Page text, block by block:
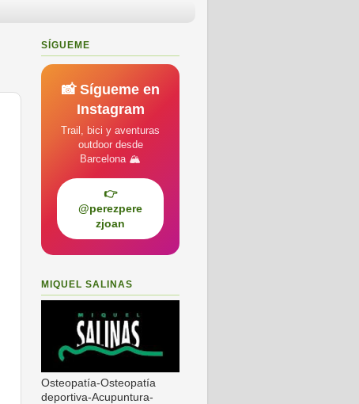
SÍGUEME
📸 Sígueme en
Instagram
Trail, bici y aventuras
outdoor desde
Barcelona 🏔️
👉
@perezpere
zjoan
MIQUEL SALINAS
Osteopatía-Osteopatía
deportiva-Acupuntura-